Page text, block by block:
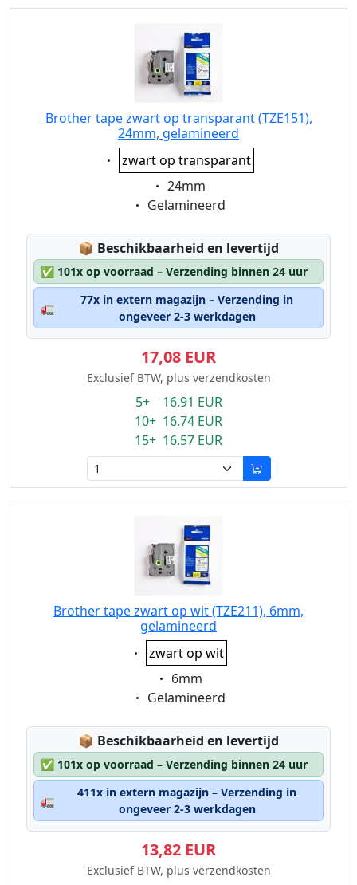
Brother tape zwart op transparant (TZE151),
24mm, gelamineerd
Eigenschaft:
zwart op transparant
Eigenschaft:
24mm
Eigenschaft:
Gelamineerd
📦 Lagerstatus:
Beschikbaarheid en levertijd
✅ 101x op voorraad – Verzending binnen 24 uur
🚛
77x in extern magazijn – Verzending in
ongeveer 2-3 werkdagen
17,08 EUR
Exclusief BTW, plus verzendkosten
5+ 16.91 EUR
10+ 16.74 EUR
15+ 16.57 EUR
Brother tape zwart op wit (TZE211), 6mm,
gelamineerd
Eigenschaft:
zwart op wit
Eigenschaft:
6mm
Eigenschaft:
Gelamineerd
📦 Lagerstatus:
Beschikbaarheid en levertijd
✅ 101x op voorraad – Verzending binnen 24 uur
🚛
411x in extern magazijn – Verzending in
ongeveer 2-3 werkdagen
13,82 EUR
Exclusief BTW, plus verzendkosten